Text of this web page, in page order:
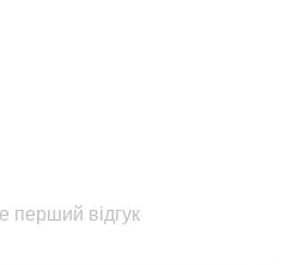
перший відгук